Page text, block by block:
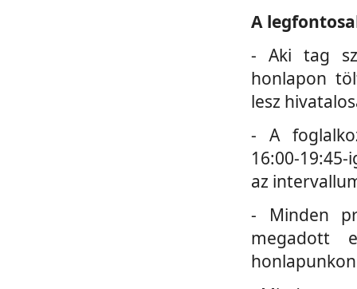
A
- Aki tag
honlapon
lesz
- A
16:00-
az
- Minden
megadott